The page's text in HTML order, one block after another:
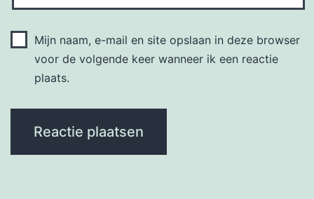
Mijn naam, e-mail en site opslaan in deze browser
voor de volgende keer wanneer ik een reactie
plaats.